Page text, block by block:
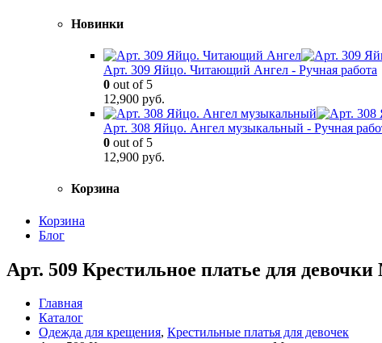
Новинки
Арт. 309 Яйцо. Читающий Ангел - Ручная работа
0 out of 5
12,900 руб.
Арт. 308 Яйцо. Ангел музыкальный - Ручная
0 out of 5
12,900 руб.
Корзина
Корзина
Блог
Арт. 509 Крестильное платье для
Главная
Каталог
Одежда для крещения, Крестильные платья для девочек